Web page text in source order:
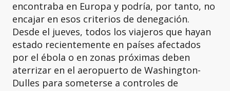
encontraba en Europa y podría, por tanto, no
encajar en esos criterios de denegación.
Desde el jueves, todos los viajeros que hayan
estado recientemente en países afectados
por el ébola o en zonas próximas deben
aterrizar en el aeropuerto de Washington-
Dulles para someterse a controles de